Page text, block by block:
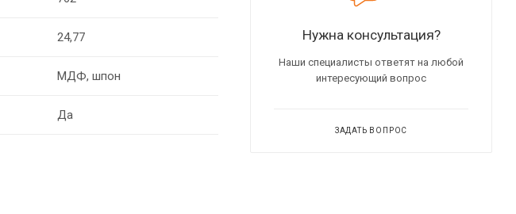
24,77
МДФ, шпон
Да
Нужна консультация?
Наши специалисты ответят на любой
интересующий вопрос
ЗАДАТЬ ВОПРОС